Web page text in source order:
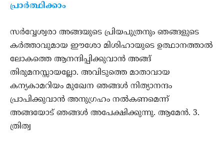
പ്രാർത്ഥിക്കാം ‍
സർവ്വേശ്വരാ അങ്ങയുടെ പ്രിയപുത്രനും ഞങ്ങളുടെ
കർത്താവുമായ ഈശോ മിശിഹായുടെ ഉത്ഥാനത്താൽ
ലോകത്തെ ആനന്ദിപ്പിക്കുവാൻ അങ്ങ്
തിരുമനസ്സായല്ലോ. അവിടുത്തെ മാതാവായ
കന്യകാമറിയം മുഖേന ഞങ്ങൾ നിത്യാനന്ദം
പ്രാപിക്കുവാൻ അനുഗ്രഹം നൽകണമെന്ന്
അങ്ങയോട് ഞങ്ങൾ അപേക്ഷിക്കുന്നു. ആമേൻ. 3.
ത്രിത്വ